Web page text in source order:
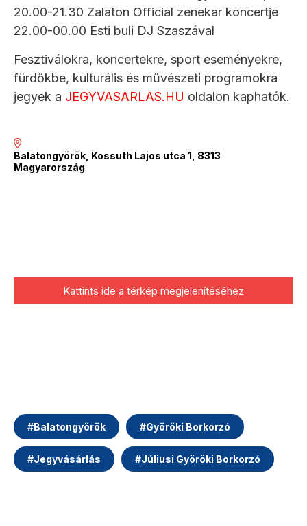
20.00-21.30 Zalaton Official zenekar koncertje
22.00-00.00 Esti buli DJ Szaszával
Fesztiválokra, koncertekre, sport eseményekre,
fürdőkbe, kulturális és művészeti programokra
jegyek a JEGYVASARLAS.HU oldalon kaphatók.
Balatongyörök, Kossuth Lajos utca 1, 8313
Magyarország
Kattints ide a térkép megjelenítéséhez
#Balatongyörök #Györöki Borkorzó
#Jegyvásárlás #Júliusi Györöki Borkorzó